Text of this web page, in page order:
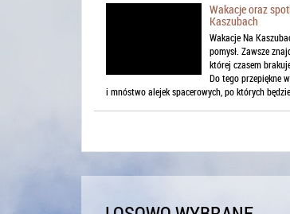
Wakacje oraz
Kaszubach
Wakacje Na
pomysł. Zawsze
której czasem
Do tego przepiękne
i mnóstwo alejek spacerowych, po których